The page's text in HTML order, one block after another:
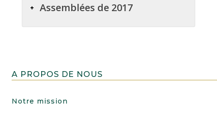
Assemblées de 2017
A PROPOS DE NOUS
Notre mission